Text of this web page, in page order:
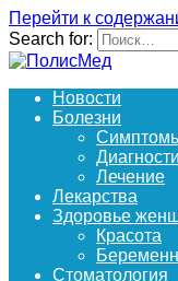
Перейти к
Search for:
Новости
Болезни
Лечение
Лекарства
Здоровье
Красота
Стоматология